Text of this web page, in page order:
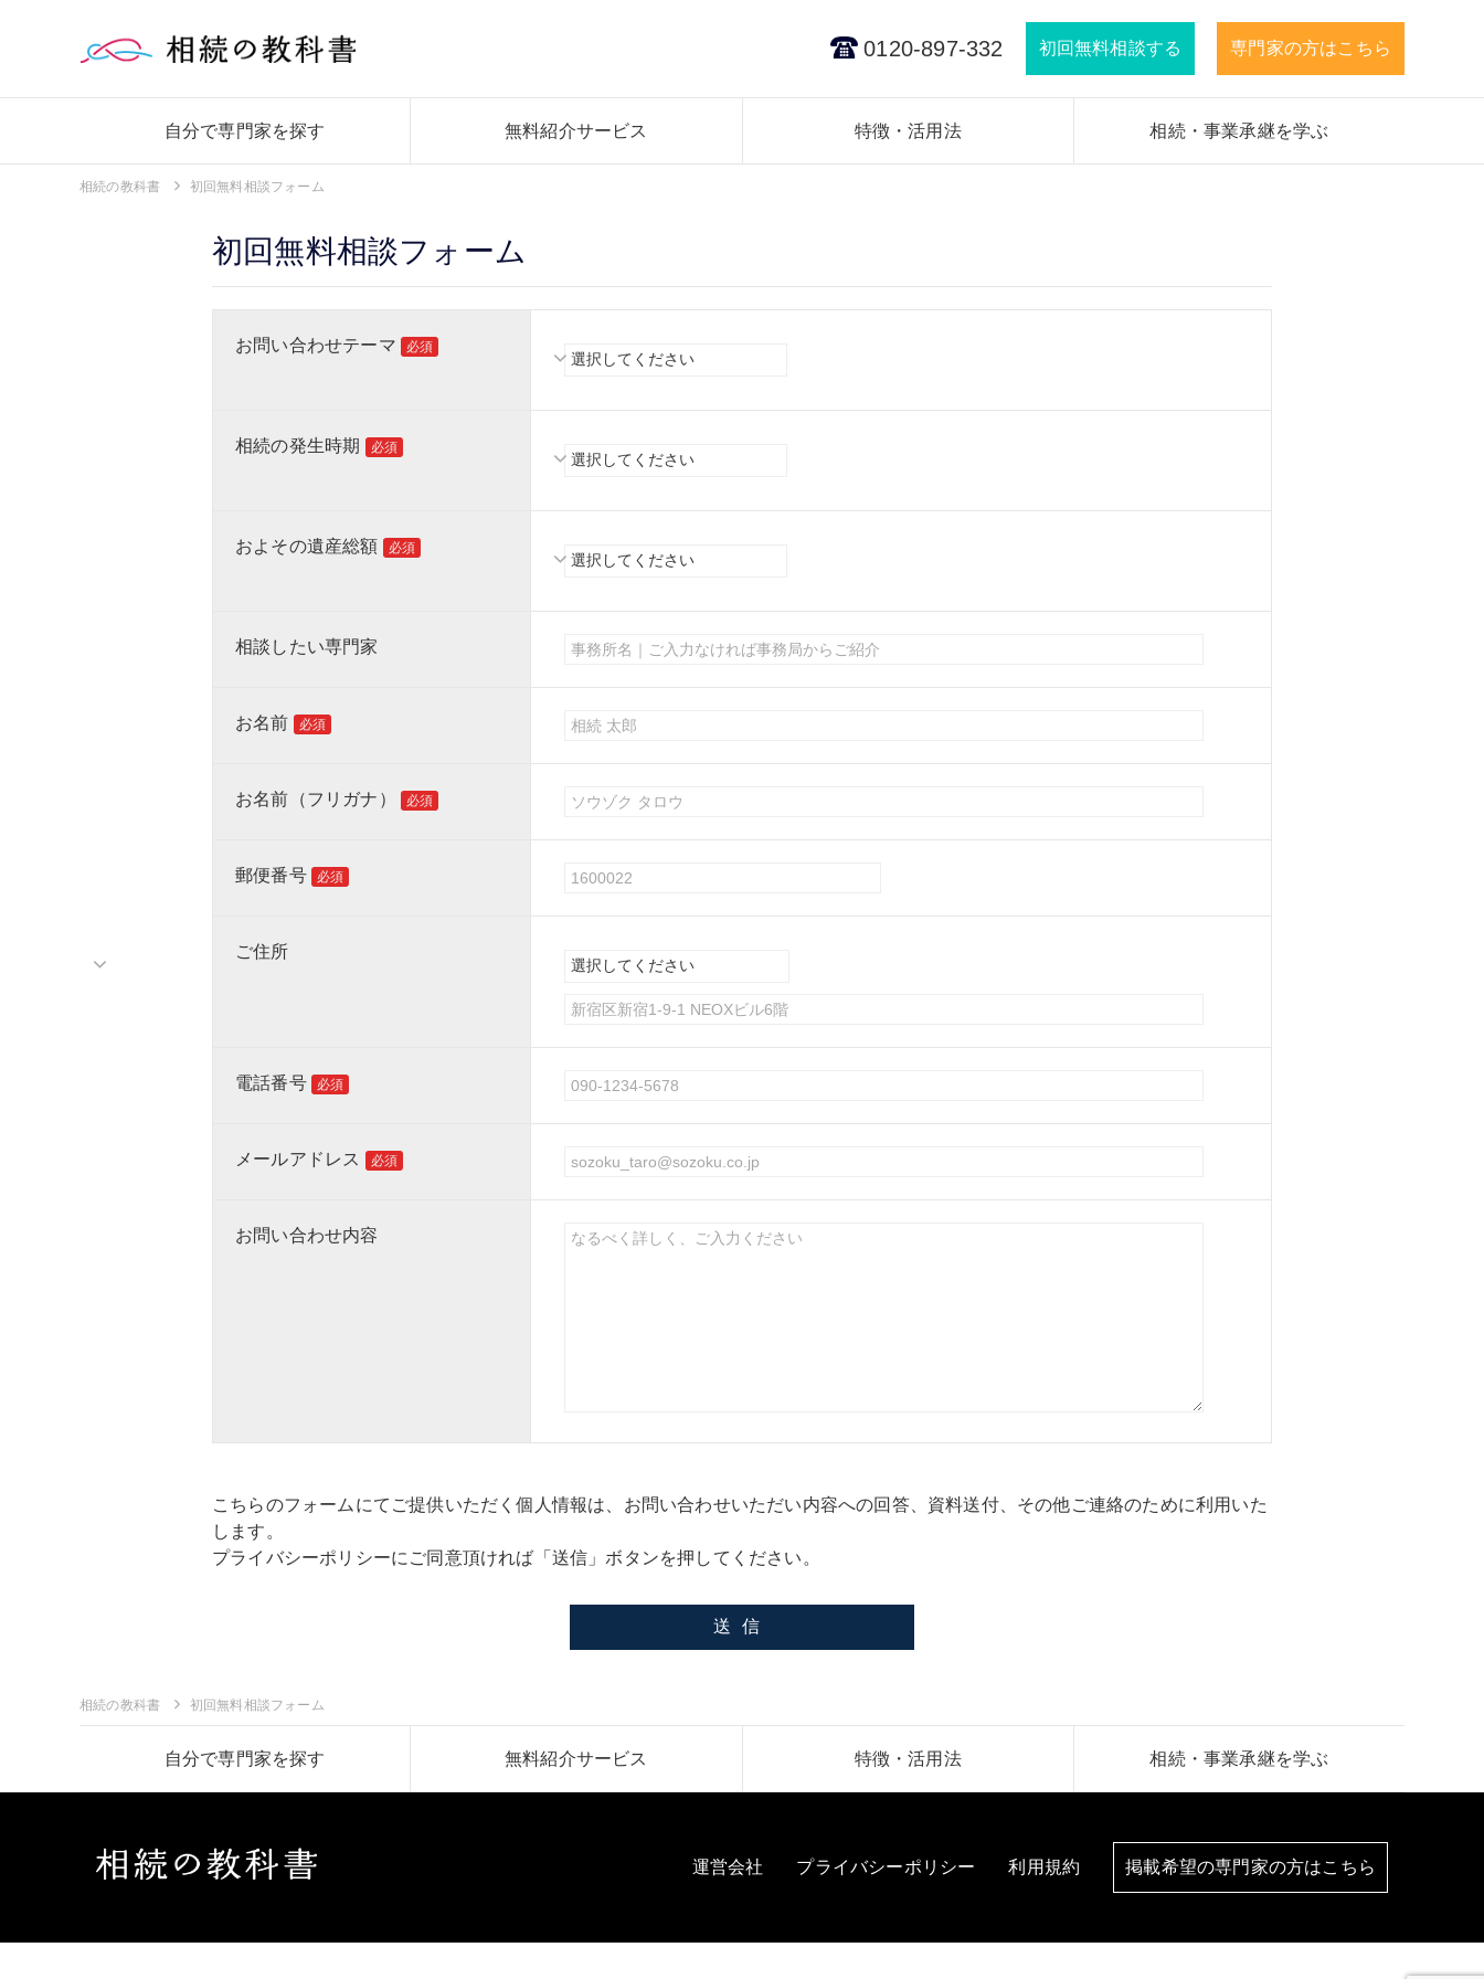
0120-897-332 初回無料相談する 専門家の方はこちら
自分で専門家を探す 無料紹介サービス 特徴・活用法 相続・事業承継を学ぶ
相続の教科書 初回無料相談フォーム
初回無料相談フォーム
お問い合わせテーマ 必須
相続の発生時期 必須
およその遺産総額 必須
相談したい専門家
お名前 必須
お名前（フリガナ） 必須
郵便番号 必須
ご住所
電話番号 必須
メールアドレス 必須
お問い合わせ内容
こちらのフォームにてご提供いただく個人情報は、お問い合わせいただい内容への回答、資料送付、その他ご連絡のために利用いた
します。
プライバシーポリシーにご同意頂ければ「送信」ボタンを押してください。
相続の教科書 初回無料相談フォーム
自分で専門家を探す 無料紹介サービス 特徴・活用法 相続・事業承継を学ぶ
運営会社 プライバシーポリシー 利用規約 掲載希望の専門家の方はこちら